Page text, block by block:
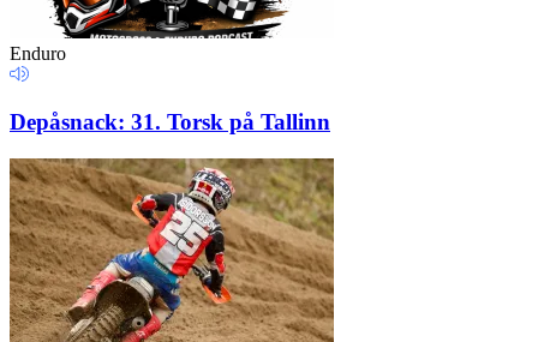
Enduro
Depåsnack: 31. Torsk på Tallinn